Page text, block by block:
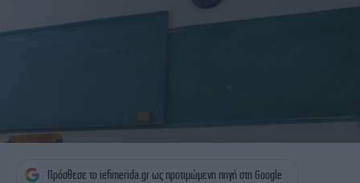
STORIES
ΕΚΛΟΓΕΣ
iAUTOKINITO
iBOOKS
ΖΩΔΙΑ
Πρόσθεσε το iefimerida.gr ως προτιμώμενη πηγή στη Google